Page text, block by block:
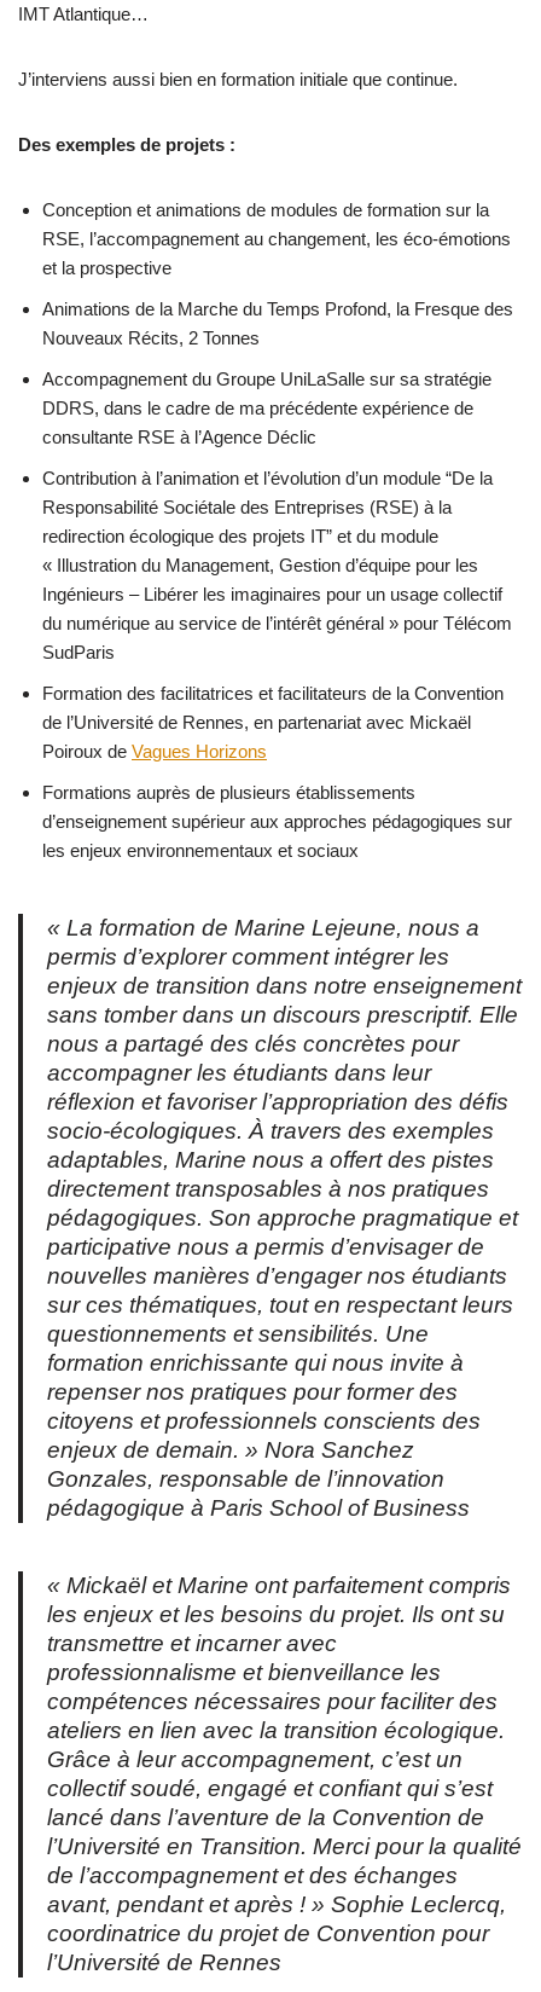
IMT Atlantique…
J’interviens aussi bien en formation initiale que continue.
Des exemples de projets :
Conception et animations de modules de formation sur la
RSE, l’accompagnement au changement, les éco-émotions
et la prospective
Animations de la Marche du Temps Profond, la Fresque des
Nouveaux Récits, 2 Tonnes
Accompagnement du Groupe UniLaSalle sur sa stratégie
DDRS, dans le cadre de ma précédente expérience de
consultante RSE à l’Agence Déclic
Contribution à l’animation et l’évolution d’un module “De la
Responsabilité Sociétale des Entreprises (RSE) à la
redirection écologique des projets IT” et du module
« Illustration du Management, Gestion d’équipe pour les
Ingénieurs – Libérer les imaginaires pour un usage collectif
du numérique au service de l’intérêt général » pour Télécom
SudParis
Formation des facilitatrices et facilitateurs de la Convention
de l’Université de Rennes, en partenariat avec Mickaël
Poiroux de Vagues Horizons
Formations auprès de plusieurs établissements
d’enseignement supérieur aux approches pédagogiques sur
les enjeux environnementaux et sociaux
« La formation de Marine Lejeune, nous a
permis d’explorer comment intégrer les
enjeux de transition dans notre enseignement
sans tomber dans un discours prescriptif. Elle
nous a partagé des clés concrètes pour
accompagner les étudiants dans leur
réflexion et favoriser l’appropriation des défis
socio-écologiques. À travers des exemples
adaptables, Marine nous a offert des pistes
directement transposables à nos pratiques
pédagogiques. Son approche pragmatique et
participative nous a permis d’envisager de
nouvelles manières d’engager nos étudiants
sur ces thématiques, tout en respectant leurs
questionnements et sensibilités. Une
formation enrichissante qui nous invite à
repenser nos pratiques pour former des
citoyens et professionnels conscients des
enjeux de demain. » Nora Sanchez
Gonzales, responsable de l’innovation
pédagogique à Paris School of Business
« Mickaël et Marine ont parfaitement compris
les enjeux et les besoins du projet. Ils ont su
transmettre et incarner avec
professionnalisme et bienveillance les
compétences nécessaires pour faciliter des
ateliers en lien avec la transition écologique.
Grâce à leur accompagnement, c’est un
collectif soudé, engagé et confiant qui s’est
lancé dans l’aventure de la Convention de
l’Université en Transition. Merci pour la qualité
de l’accompagnement et des échanges
avant, pendant et après ! » Sophie Leclercq,
coordinatrice du projet de Convention pour
l’Université de Rennes